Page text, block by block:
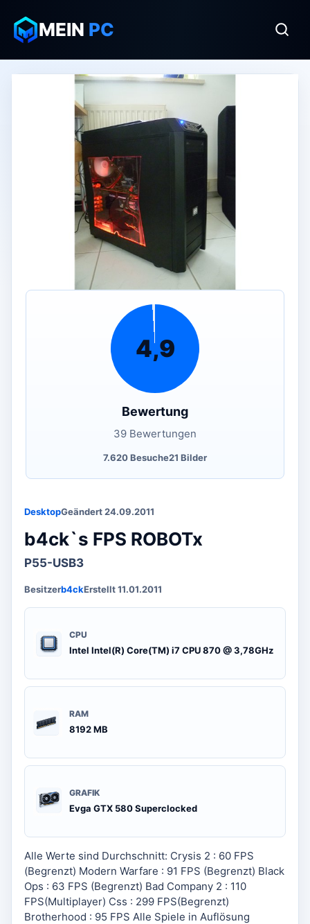
MEIN PC
DesktopGeändert 24.09.2011
b4ck`s FPS ROBOTx
P55-USB3
Besitzerb4ckErstellt 11.01.2011
CPU
Intel Intel(R) Core(TM) i7 CPU 870 @ 3,78GHz
RAM
8192 MB
GRAFIK
Evga GTX 580 Superclocked
Alle Werte sind Durchschnitt: Crysis 2 : 60 FPS
(Begrenzt) Modern Warfare : 91 FPS (Begrenzt) Black
Ops : 63 FPS (Begrenzt) Bad Company 2 : 110
FPS(Multiplayer) Css : 299 FPS(Begrenzt)
Brotherhood : 95 FPS Alle Spiele in Auflösung
4,9
Bewertung
39 Bewertungen
7.620 Besuche21 Bilder